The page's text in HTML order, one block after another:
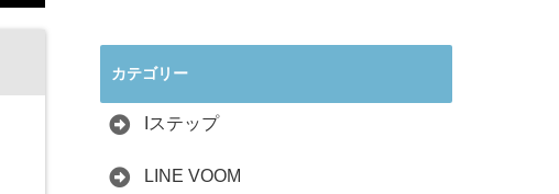
カテゴリー
Iステップ
LINE VOOM